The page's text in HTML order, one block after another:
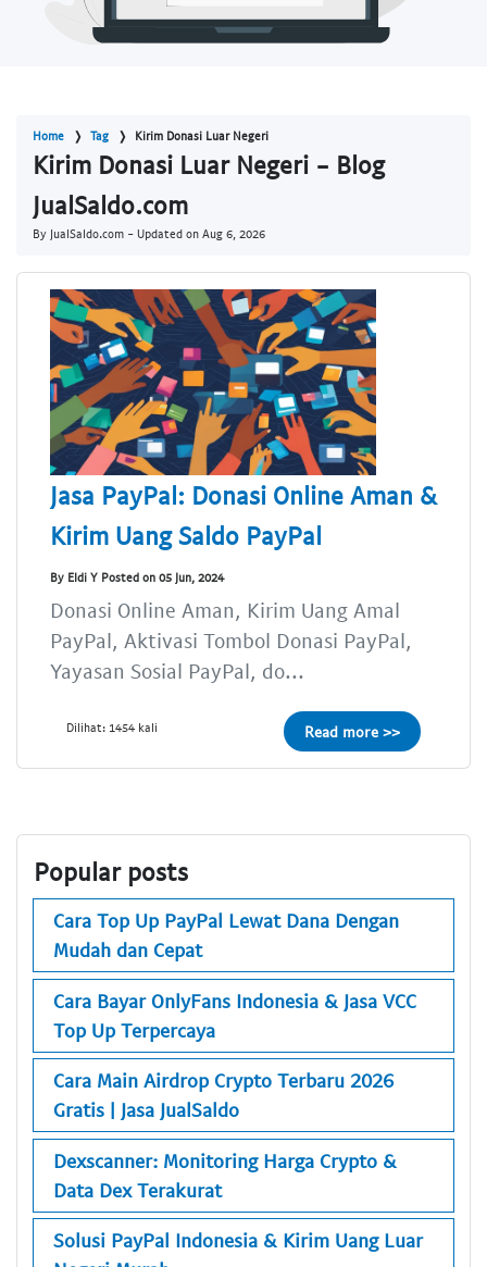
Home Tag Kirim Donasi Luar Negeri
Kirim Donasi Luar Negeri - Blog
JualSaldo.com
By JualSaldo.com - Updated on Aug 6, 2026
Jasa PayPal: Donasi Online Aman &
Kirim Uang Saldo PayPal
By Eldi Y Posted on 05 Jun, 2024
Donasi Online Aman, Kirim Uang Amal
PayPal, Aktivasi Tombol Donasi PayPal,
Yayasan Sosial PayPal, do...
Dilihat: 1454 kali Read more >>
Popular posts
Cara Top Up PayPal Lewat Dana Dengan
Mudah dan Cepat
Cara Bayar OnlyFans Indonesia & Jasa VCC
Top Up Terpercaya
Cara Main Airdrop Crypto Terbaru 2026
Gratis | Jasa JualSaldo
Dexscanner: Monitoring Harga Crypto &
Data Dex Terakurat
Solusi PayPal Indonesia & Kirim Uang Luar